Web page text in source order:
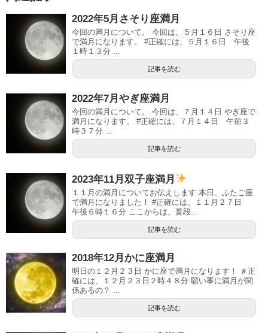
2022年5月さそり座満月
今回の満月について。 今回は、５月１６日 さそり座
で満月になります。 #正確には、５月１６日 午後
１時１３分 ...
記事を読む
2022年7月やぎ座満月
今回の満月について。 今回は、７月１４日 やぎ座で
満月になります。 #正確には、７月１４日 午前３
時３７分 ...
記事を読む
2023年11月双子座満月
１１月の満月についてお伝えします 本日、ふたご座
で満月になりました！ #正確には、１１月２７日
午後６時１６分 ここからは、普段...
記事を読む
2018年12月かに座満月
明日の１２月２３日 かに座で満月になります！ ＃正
確には、１２月２３日２時４８分 願い事に満月が関
係あるの？ ...
記事を読む